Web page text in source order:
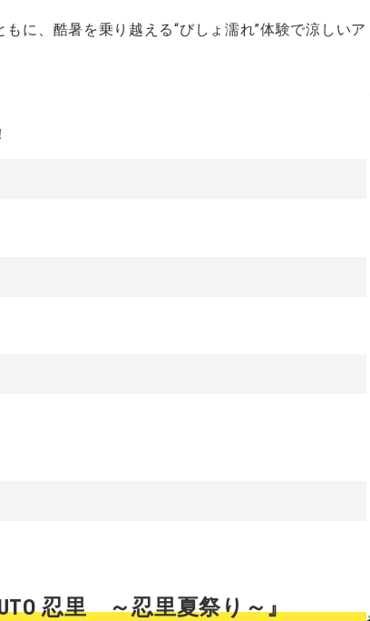
に、酷暑を乗り越える“びしょ濡れ”体験で涼しいア
忍里 ～忍里夏祭り～』